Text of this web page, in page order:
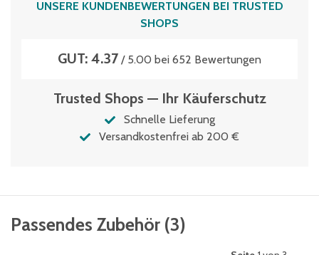
121 Liter
UNSERE KUNDENBEWERTUNGEN BEI TRUSTED
SHOPS
GUT: 4.37 / 5.00 bei 652 Bewertungen
Trusted Shops — Ihr Käuferschutz
Schnelle Lieferung
Versandkostenfrei ab 200 €
Passendes Zubehör (3)